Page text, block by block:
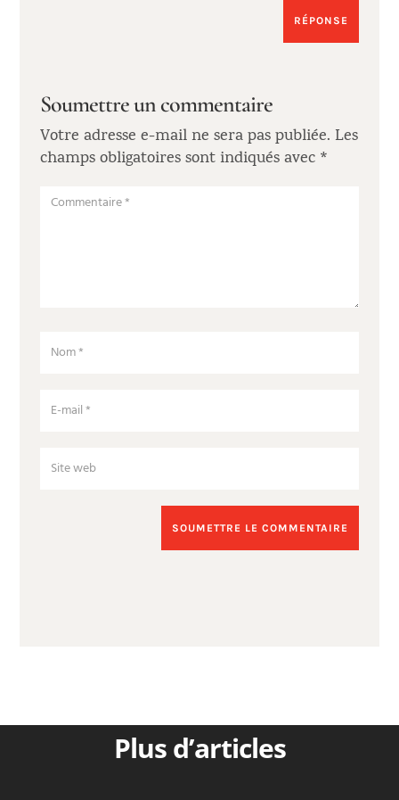
RÉPONSE
Soumettre un commentaire
Votre adresse e-mail ne sera pas publiée. Les
champs obligatoires sont indiqués avec *
SOUMETTRE LE COMMENTAIRE
Plus d’articles